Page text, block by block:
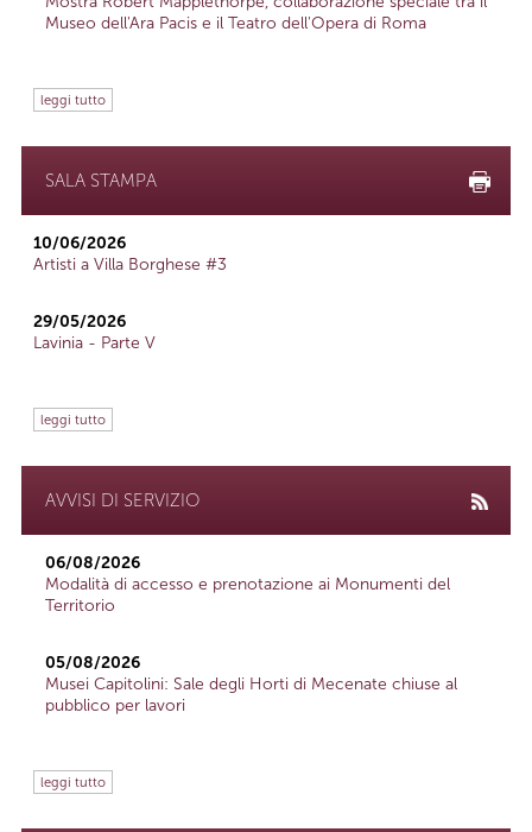
Museo dell'Ara Pacis e il Teatro dell'Opera di Roma
leggi tutto
SALA STAMPA
10/06/2026
Artisti a Villa Borghese #3
29/05/2026
Lavinia - Parte V
leggi tutto
AVVISI DI SERVIZIO
06/08/2026
Modalità di accesso e prenotazione ai Monumenti del
Territorio
05/08/2026
Musei Capitolini: Sale degli Horti di Mecenate chiuse al
pubblico per lavori
leggi tutto